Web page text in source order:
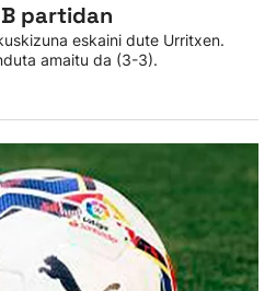
partidan
eskaini dute Urritxen.
amaitu da (3-3).